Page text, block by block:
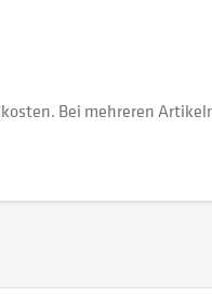
Bei mehreren